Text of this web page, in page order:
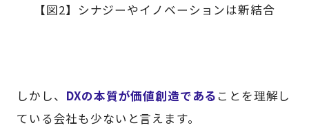
【図2】シナジーやイノベーションは新結合
しかし、 DXの本質が価値創造である ことを理解し
ている会社も少ないと言えます。